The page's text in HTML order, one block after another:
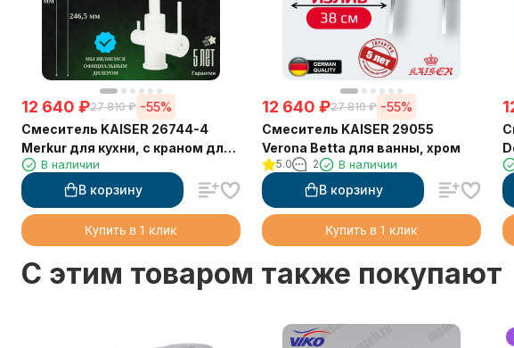
12 640 ₽27 810 ₽ -55%
Смеситель KAISER 26744-4
Merkur для кухни, с краном для
питьевой воды, белый матовый
В наличии
В корзину
Купить в 1 клик
12 640 ₽27 810 ₽ -55%
Смеситель KAISER 29055
Verona Betta для ванны, хром
5.0 2 В наличии
В корзину
Купить в 1 клик
C этим товаром также покупают